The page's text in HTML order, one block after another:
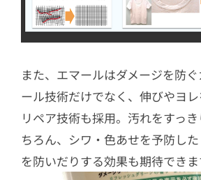
また、エマールはダメージを防
ール技術だけでなく、伸びやヨ
リペア技術も採用。汚れをすっ
ちろん、シワ・色あせを予防し
を防いだりする効果も期待できま